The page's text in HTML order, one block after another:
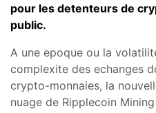
pour les detenteurs de
public.
A une epoque ou la
complexite des echanges
crypto-monnaies, la
nuage de Ripplecoin